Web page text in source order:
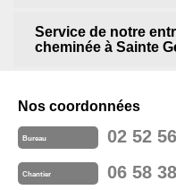
Service de notre
cheminée à Sainte
Nos coordonnées
Bureau 02 52
Chantier 06 58